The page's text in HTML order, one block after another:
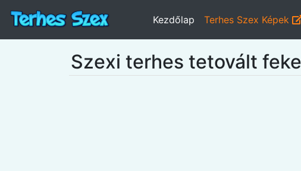
Kezdőlap Terhes Szex Képek
Szexi terhes tetovált